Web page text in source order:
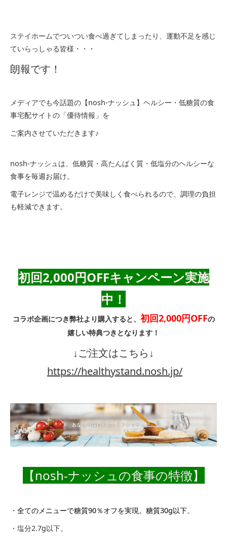
ステイホームでついつい食べ過ぎてしまったり、運動不足を感じ
ていらっしゃる皆様・・・
朗報です！
メディアでも今話題の【nosh-ナッシュ】ヘルシー・低糖質の食
事宅配サイトの「優待情報」を
ご案内させていただきます♪
nosh-ナッシュは、低糖質・高たんぱく質・低塩分のヘルシーな
食事を毎週お届け。
電子レンジで温めるだけで美味しく食べられるので、調理の負担
も軽減できます。
初回2,000円OFFキャンペーン実施
中！
コラボ企画につき弊社より購入すると、 初回2,000円OFFの
嬉しい特典つきとなります！
↓ご注文はこちら↓
https://healthystand.nosh.jp/
【nosh-ナッシュの食事の特徴】
・ 全てのメニューで糖質90％オフを実現。糖質30g以下。
・塩分2.7g以下。